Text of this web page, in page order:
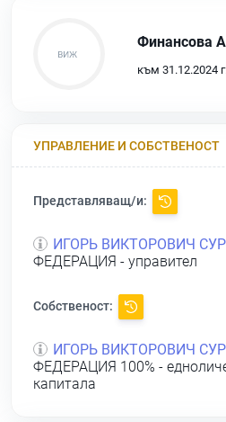
Финансова
към 31.12.2024 г.
УПРАВЛЕНИЕ И СОБСТВЕНОСТ
Представляващ/и:
ИГОРЬ ВИКТОРОВИЧ
ФЕДЕРАЦИЯ - управител
Собственост:
ИГОРЬ ВИКТОРОВИЧ
ФЕДЕРАЦИЯ 100% -
капитала